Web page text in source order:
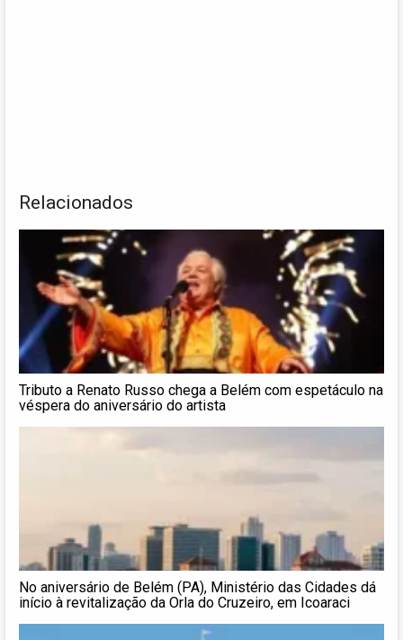
Relacionados
Tributo a Renato Russo chega a Belém com espetáculo na
véspera do aniversário do artista
No aniversário de Belém (PA), Ministério das Cidades dá
início à revitalização da Orla do Cruzeiro, em Icoaraci